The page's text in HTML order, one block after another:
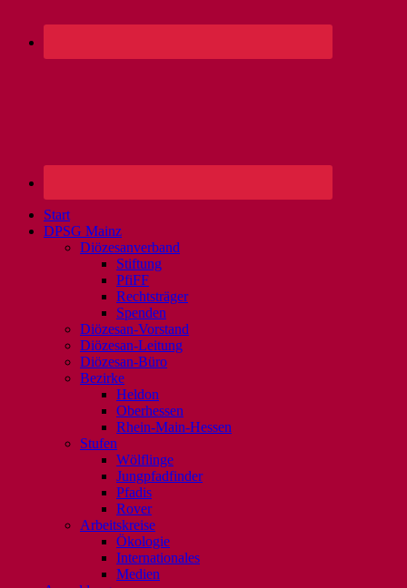
Start
DPSG Mainz
Diözesanverband
Stiftung
PfiFF
Rechtsträger
Spenden
Diözesan-Vorstand
Diözesan-Leitung
Diözesan-Büro
Bezirke
Heldon
Oberhessen
Rhein-Main-Hessen
Stufen
Wölflinge
Jungpfadfinder
Pfadis
Rover
Arbeitskreise
Ökologie
Internationales
Medien